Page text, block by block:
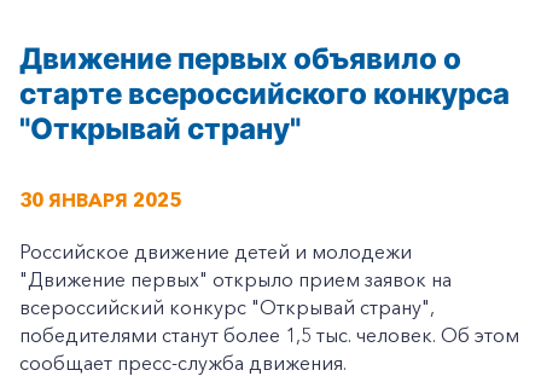
Движение первых объявило о
старте всероссийского конкурса
"Открывай страну"
30 ЯНВАРЯ 2025
Российское движение детей и молодежи
"Движение первых" открыло прием заявок на
всероссийский конкурс "Открывай страну",
победителями станут более 1,5 тыс. человек. Об этом
сообщает пресс-служба движения.